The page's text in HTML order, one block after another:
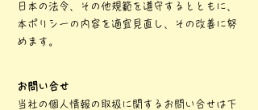
日本の法令、その他規範を遵守するとともに、
本ポリシーの内容を適宜見直し、その改善に努
めます。
お問い合せ
当社の個人情報の取扱に関するお問い合せは下